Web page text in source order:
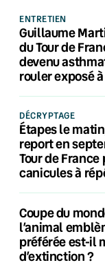
ENTRETIEN
Guillaume
du Tour de
devenu
rouler exposé
DÉCRYPTAGE
Étapes le
report en
Tour de France
canicules à
Coupe du
l’animal
préférée est-il
d’extinction ?